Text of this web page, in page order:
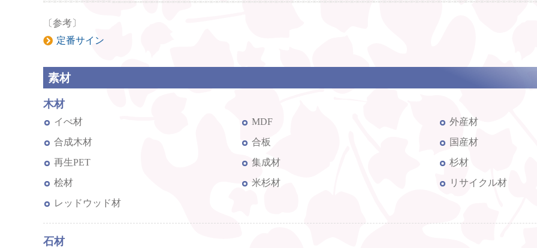
〔参考〕
定番サイン
素材
木材
イぺ材 MDF
外産材
合成木材
合板
国産材
再生PET
集成材
杉材
桧材
米杉材
リサイクル材
レッドウッド材
石材